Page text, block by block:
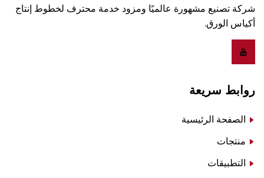
شركة تصنيع مشهورة عالميًا ومزود خدمة محترف لخطوط إنتاج
أكياس الورق.
روابط سريعة
الصفحة الرئيسية
منتجات
التطبيقات